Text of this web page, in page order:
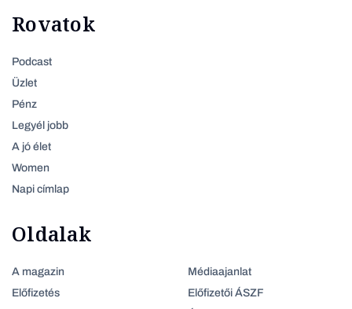
Rovatok
Podcast
Üzlet
Pénz
Legyél jobb
A jó élet
Women
Napi címlap
Oldalak
A magazin
Előfizetés
Médiaajanlat
Előfizetői ÁSZF